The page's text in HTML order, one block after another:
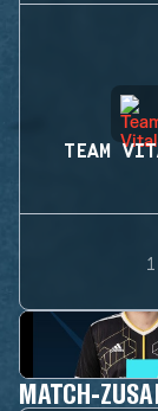
TEAM
MATCH-